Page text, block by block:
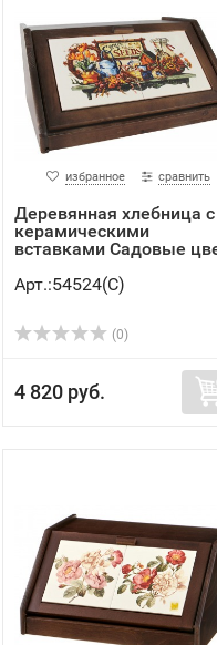
избранное сравнить
Деревянная хлебница с
керамическими
вставками Садовые
Арт.:54524(C)
(0)
4 820 руб.